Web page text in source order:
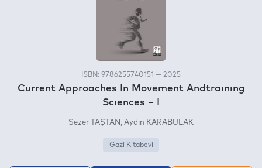
ISBN: 9786255740151 — 2025
Current Approaches In Movement Andtraınıng
Scıences – I
Sezer TAŞTAN Aydın KARABULAK
Gazi Kitabevi